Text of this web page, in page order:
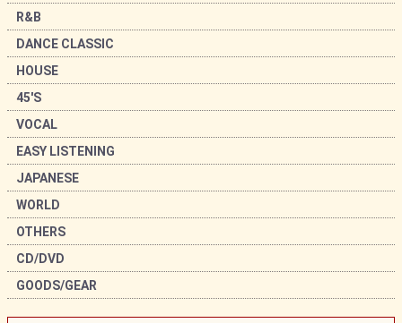
R&B
DANCE CLASSIC
HOUSE
45'S
VOCAL
EASY LISTENING
JAPANESE
WORLD
OTHERS
CD/DVD
GOODS/GEAR